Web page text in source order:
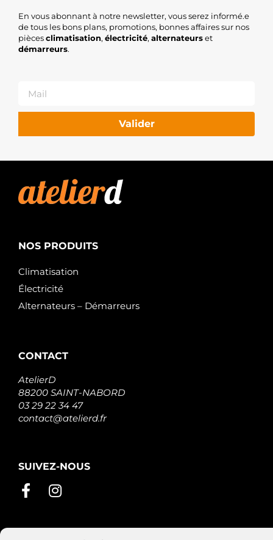
En vous abonnant à notre newsletter, vous serez informé.e
de tous les bons plans, promotions, bonnes affaires sur nos
piècesclimatisation, électricité, alternateurset
démarreurs.
Valider
NOS PRODUITS
Climatisation
Électricité
Alternateurs – Démarreurs
CONTACT
AtelierD
88200 SAINT-NABORD
03 29 22 34 47
contact@atelierd.fr
SUIVEZ-NOUS